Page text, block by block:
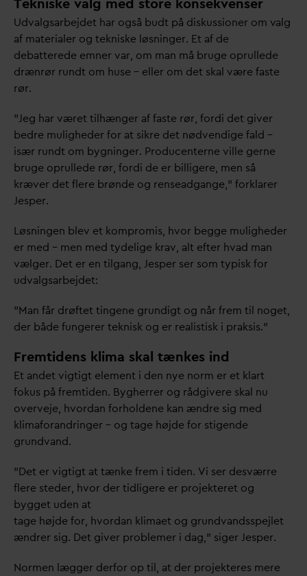
Tekniske valg med store konsekvenser
Udvalgsarbejdet har også budt på diskussioner om valg
af materialer og tekniske løsninger. Et af de
debatterede emner var, om man må bruge oprullede
drænrør rundt om huse – eller om det skal være faste
rør.
”Jeg har været tilhænger af faste rør, fordi det giver
bedre muligheder for at sikre det nødvendige fald –
især rundt om bygninger. Producenterne ville gerne
bruge oprullede rør, fordi de er billigere, men så
kræver det flere brønde og renseadgange,” forklarer
Jesper.
Løsningen blev et kompromis, hvor begge muligheder
er med – men med tydelige krav, alt efter hvad man
vælger. Det er en tilgang, Jesper ser som typisk for
udvalgsarbejdet:
”Man får drøftet tingene grundigt og når frem til noget,
der både fungerer teknisk og er realistisk i praksis.”
Fremtidens klima skal tænkes ind
Et andet vigtigt element i den nye norm er et klart
fokus på fremtiden. Bygherrer og rådgivere skal nu
overveje, hvordan forholdene kan ændre sig med
klimaforandringer – og tage højde for stigende
grundvand.
”Det er vigtigt at tænke frem i tiden. Vi ser desværre
flere steder, hvor der tidligere er projekteret og
bygget uden at
tage højde for, hvordan klimaet og grundvandsspejlet
ændrer sig. Det giver problemer i dag,” siger Jesper.
Normen lægger derfor op til, at der projekteres mere